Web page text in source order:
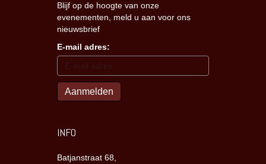
Blijf op de hoogte van onze
evenementen, meld u aan voor ons
nieuwsbrief
E-mail adres:
INFO
Batjanstraat 68,